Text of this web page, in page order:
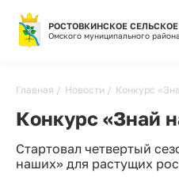
РОСТОВКИНСКОЕ
Омского муниципального
Строка
навигации
Главная Новости Конкурс
Конкурс «Знай
Стартовал четвертый
наших» для растущих